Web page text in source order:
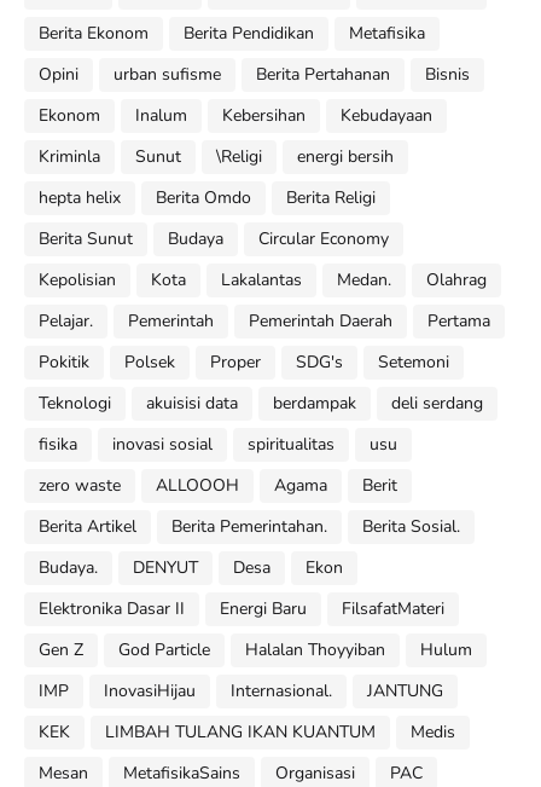
Berita Ekonom
Berita Pendidikan
Metafisika
Opini
urban sufisme Berita Pertahanan
Bisnis
Ekonom
Inalum Kebersihan
Kebudayaan
Kriminla
Sunut \Religi
energi bersih
hepta helix
Berita Omdo
Berita Religi
Berita Sunut
Budaya
Circular Economy
Kepolisian
Kota Lakalantas Medan.
Olahrag
Pelajar.
Pemerintah Pemerintah Daerah
Pertama
Pokitik
Polsek Proper SDG's
Setemoni
Teknologi
akuisisi data berdampak
deli serdang
fisika
inovasi sosial spiritualitas
usu
zero waste
ALLOOOH Agama
Berit
Berita Artikel
Berita Pemerintahan.
Berita Sosial.
Budaya.
DENYUT Desa
Ekon
Elektronika Dasar II
Energi Baru
FilsafatMateri
Gen Z
God Particle Halalan Thoyyiban
Hulum
IMP
InovasiHijau Internasional.
JANTUNG
KEK
LIMBAH TULANG IKAN KUANTUM
Medis
Mesan
MetafisikaSains Organisasi
PAC